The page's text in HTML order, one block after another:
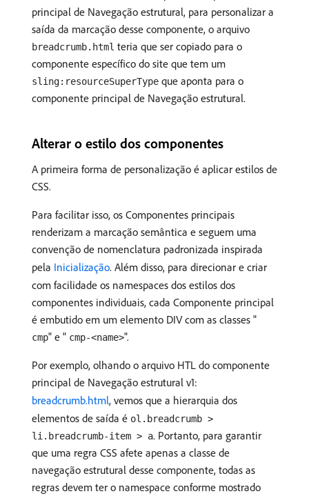
principal de Navegação estrutural, para personalizar a
saída da marcação desse componente, o arquivo
breadcrumb.html teria que ser copiado para o
componente específico do site que tem um
sling:resourceSuperType que aponta para o
componente principal de Navegação estrutural.
Alterar o estilo dos componentes
A primeira forma de personalização é aplicar estilos de
CSS.
Para facilitar isso, os Componentes principais
renderizam a marcação semântica e seguem uma
convenção de nomenclatura padronizada inspirada
pela Inicialização. Além disso, para direcionar e criar
com facilidade os namespaces dos estilos dos
componentes individuais, cada Componente principal
é embutido em um elemento DIV com as classes "
cmp" e " cmp-<name>".
Por exemplo, olhando o arquivo HTL do componente
principal de Navegação estrutural v1:
breadcrumb.html, vemos que a hierarquia dos
elementos de saída é ol.breadcrumb >
li.breadcrumb-item > a. Portanto, para garantir
que uma regra CSS afete apenas a classe de
navegação estrutural desse componente, todas as
regras devem ter o namespace conforme mostrado